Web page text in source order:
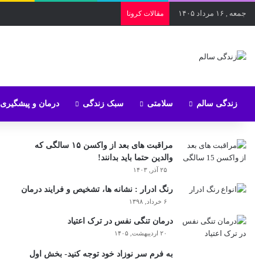
جمعه , ۱۶ مرداد ۱۴۰۵ مقالات کرونا
زندگی سالم سلامتی سبک زندگی درمان و پیشگیری
مراقبت های بعد از واکسن ۱۵ سالگی که
والدین حتما باید بدانند!
۲۵ آذر, ۱۴۰۳
رنگ ادرار : نشانه ها، تشخیص و فرایند درمان
۶ خرداد, ۱۳۹۸
درمان تنگی نفس در ترک اعتیاد
۲۰ اردیبهشت, ۱۴۰۵
به فرم سر نوزاد خود توجه کنید- بخش اول